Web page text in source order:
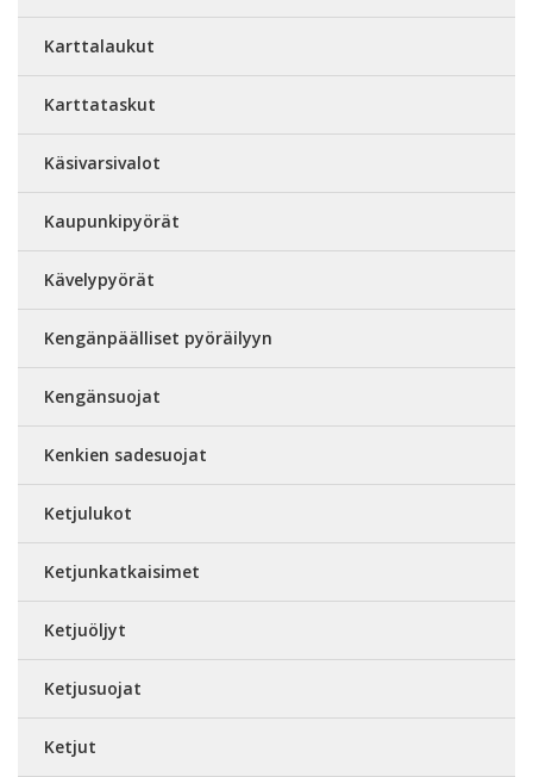
Karttalaukut
Karttataskut
Käsivarsivalot
Kaupunkipyörät
Kävelypyörät
Kengänpäälliset pyöräilyyn
Kengänsuojat
Kenkien sadesuojat
Ketjulukot
Ketjunkatkaisimet
Ketjuöljyt
Ketjusuojat
Ketjut